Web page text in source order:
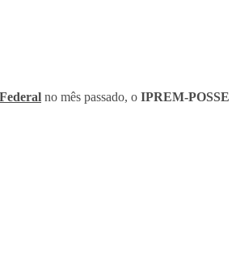
no mês passado, o IPREM-POSSE